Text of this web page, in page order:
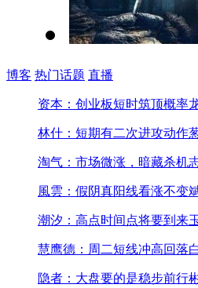
博客 热门话题 直播
资本：创业板短时筑顶概率
林什：短期有二次进攻动作
淘气：市场微涨，暗藏杀机
風雲：假阴真阳线看涨不变
潮汐：高点时间点将要到来
慧鹰德：周二短线冲高回落
隐者：大盘要的是稳步前行